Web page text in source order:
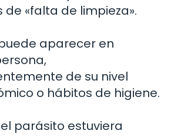
de «falta de limpieza».
aparecer en
de su nivel
o hábitos de higiene.
parásito estuviera